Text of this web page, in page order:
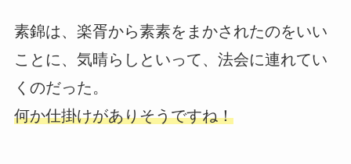
素錦は、楽胥から素素をまかされたのをいい
ことに、気晴らしといって、法会に連れてい
くのだった。
何か仕掛けがありそうですね！